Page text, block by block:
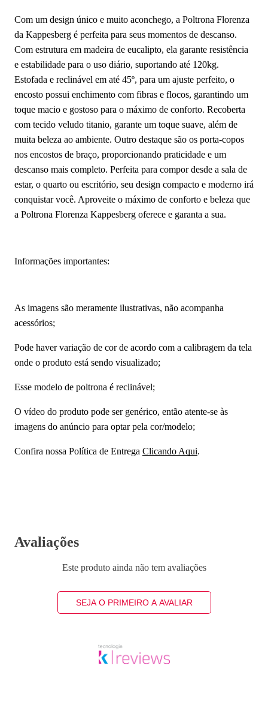
Com um design único e muito aconchego, a Poltrona Florenza
da Kappesberg é perfeita para seus momentos de descanso.
Com estrutura em madeira de eucalipto, ela garante resistência
e estabilidade para o uso diário, suportando até 120kg.
Estofada e reclinável em até 45º, para um ajuste perfeito, o
encosto possui enchimento com fibras e flocos, garantindo um
toque macio e gostoso para o máximo de conforto. Recoberta
com tecido veludo titanio, garante um toque suave, além de
muita beleza ao ambiente. Outro destaque são os porta-copos
nos encostos de braço, proporcionando praticidade e um
descanso mais completo. Perfeita para compor desde a sala de
estar, o quarto ou escritório, seu design compacto e moderno irá
conquistar você. Aproveite o máximo de conforto e beleza que
a Poltrona Florenza Kappesberg oferece e garanta a sua.
Informações importantes:
As imagens são meramente ilustrativas, não acompanha
acessórios;
Pode haver variação de cor de acordo com a calibragem da tela
onde o produto está sendo visualizado;
Esse modelo de poltrona é reclinável;
O vídeo do produto pode ser genérico, então atente-se às
imagens do anúncio para optar pela cor/modelo;
Confira nossa Política de Entrega Clicando Aqui.
Avaliações
Este produto ainda não tem avaliações
SEJA O PRIMEIRO A AVALIAR